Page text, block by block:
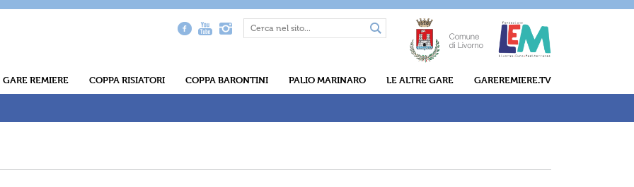
GARE REMIERE COPPA RISIATORI COPPA BARONTINI PALIO MARINARO LE ALTRE GARE GAREREMIERE.TV